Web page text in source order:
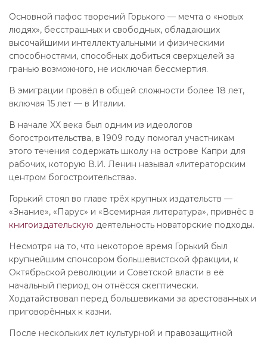
Основной пафос творений Горького — мечта о «новых
людях», бесстрашных и свободных, обладающих
высочайшими интеллектуальными и физическими
способностями, способных добиться сверхцелей за
гранью возможного, не исключая бессмертия.
В эмиграции провёл в общей сложности более 18 лет,
включая 15 лет — в Италии.
В начале XX века был одним из идеологов
богостроительства, в 1909 году помогал участникам
этого течения содержать школу на острове Капри для
рабочих, которую В.И. Ленин называл «литераторским
центром богостроительства».
Горький стоял во главе трёх крупных издательств —
«Знание», «Парус» и «Всемирная литература», привнёс в
книгоиздательскую деятельность новаторские подходы.
Несмотря на то, что некоторое время Горький был
крупнейшим спонсором большевистской фракции, к
Октябрьской революции и Советской власти в её
начальный период он отнёсся скептически.
Ходатайствовал перед большевиками за арестованных и
приговорённых к казни.
После нескольких лет культурной и правозащитной